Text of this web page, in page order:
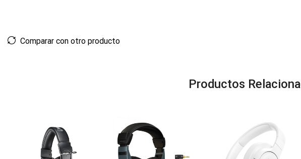
Comparar con otro producto
Productos